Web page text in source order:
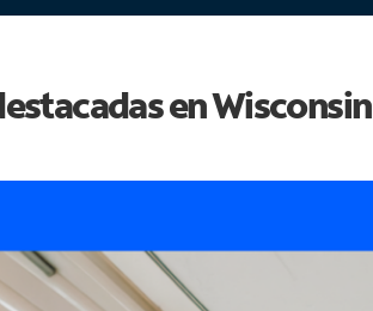
enWisconsin